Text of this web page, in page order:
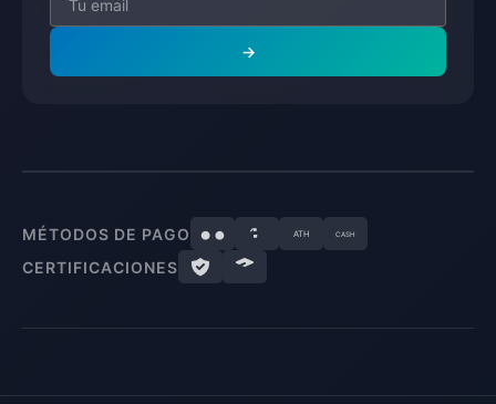
→
MÉTODOS DE PAGO ATH CASH
CERTIFICACIONES